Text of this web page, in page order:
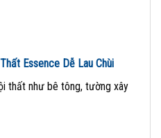
Essence Dễ Lau Chùi
thất như bê tông, tường xây